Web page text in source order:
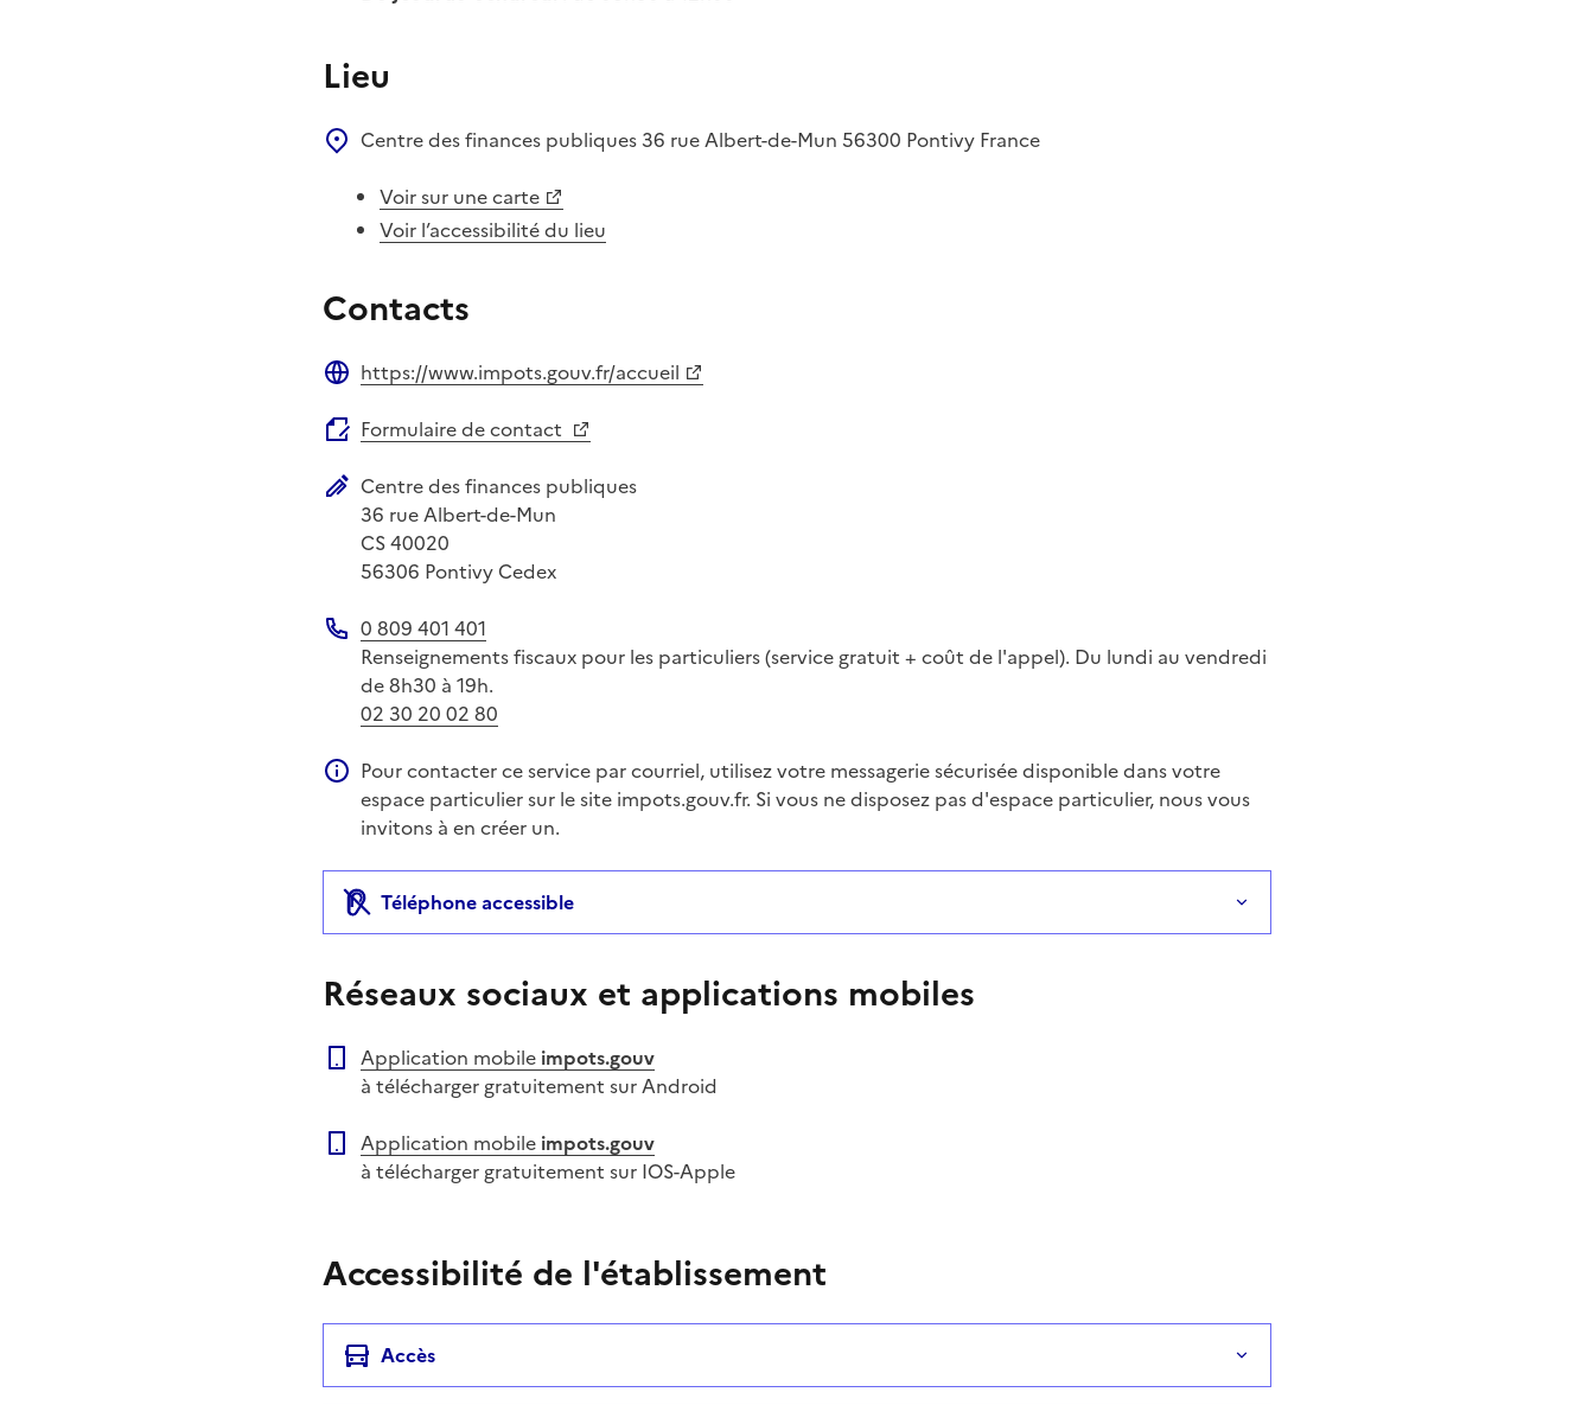
Lieu
Centre des finances publiques 36 rue Albert-de-Mun 56300 Pontivy France
Voir sur une carte
Voir l’accessibilité du lieu
Contacts
https://www.impots.gouv.fr/accueil
Formulaire de contact
Adresse postale
Centre des finances publiques
36 rue Albert-de-Mun
CS 40020
56306 Pontivy Cedex
Téléphone
0 809 401 401
Renseignements fiscaux pour les particuliers (service gratuit + coût de l'appel). Du lundi au vendredi
de 8h30 à 19h.
02 30 20 02 80
Information complémentaire
Pour contacter ce service par courriel, utilisez votre messagerie sécurisée disponible dans votre
espace particulier sur le site impots.gouv.fr. Si vous ne disposez pas d'espace particulier, nous vous
invitons à en créer un.
Téléphone accessible
Réseaux sociaux et applications mobiles
Application mobile impots.gouv
à télécharger gratuitement sur Android
Application mobile impots.gouv
à télécharger gratuitement sur IOS-Apple
Accessibilité de l'établissement
Accès